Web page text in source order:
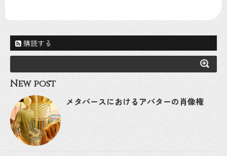
購読する
New post
メタバースにおけるアバターの肖像権